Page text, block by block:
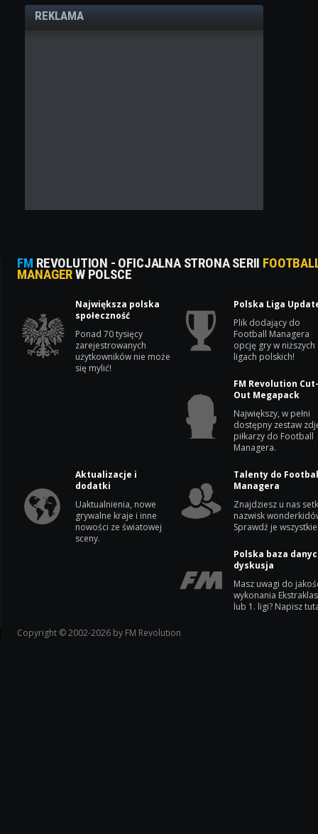
REKLAMA
FM REVOLUTION - OFICJALNA STRONA SERII
MANAGERW POLSCE
Największa polska
społeczność
Ponad 70 tysięcy
zarejestrowanych
użytkowników nie może
się mylić!
Polska Liga
Plik dodający do
Football Managera
opcję gry w niższych
ligach polskich!
FM Revolution
Out Megapack
Największy, w pełni
dostępny zestaw
piłkarzy do Football
Managera.
Aktualizacje i
dodatki
Uaktualnienia, nowe
grywalne kraje i inne
nowości ze światowej
sceny.
Talenty do
Managera
Znajdziesz u nas
nazwisk
Sprawdź je
Polska baza
dyskusja
Masz uwagi do
wykonania
lub 1. ligi? Napisz
Copyright © 2002-2026 by FM Revolution